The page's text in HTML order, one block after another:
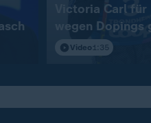
Victoria Carl
wegen
Video 1:35